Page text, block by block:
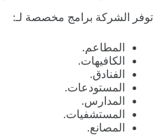
توفر الشركة برامج مخصصة لـ:
المطاعم.
الكافيهات.
الفنادق.
المستودعات.
المدارس.
المستشفيات.
المصانع.